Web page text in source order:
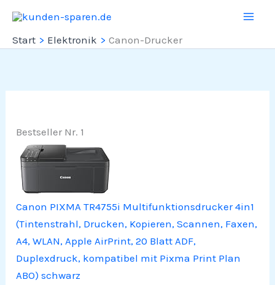
Inhalt
springen
Start Elektronik Canon-Drucker
Bestseller Nr. 1
Canon PIXMA TR4755i Multifunktionsdrucker 4in1
(Tintenstrahl, Drucken, Kopieren, Scannen, Faxen,
A4, WLAN, Apple AirPrint, 20 Blatt ADF,
Duplexdruck, kompatibel mit Pixma Print Plan
ABO) schwarz